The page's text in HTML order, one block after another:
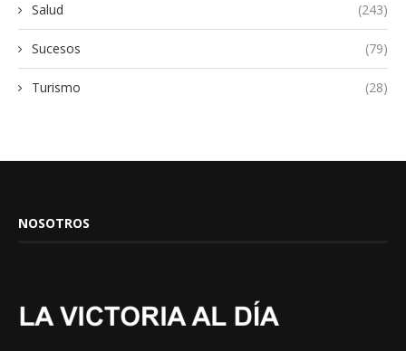
Salud (243)
Sucesos (79)
Turismo (28)
NOSOTROS